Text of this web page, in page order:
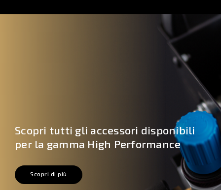
Scopri tutti gli accessori disponibili
per la gamma High Performance
Scopri di più